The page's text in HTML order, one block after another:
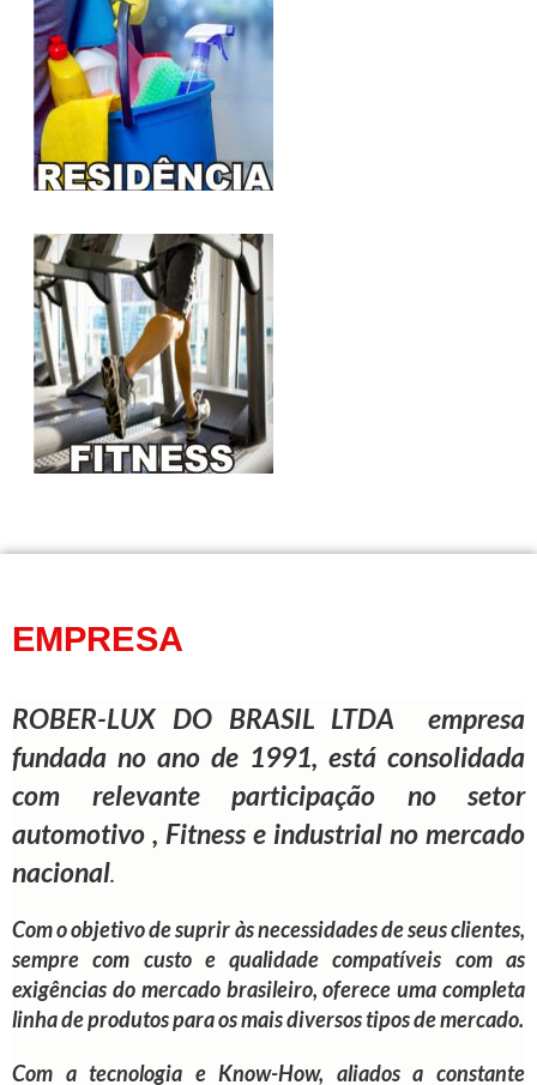
EMPRESA
ROBER-LUX DO BRASIL LTDA empresa
fundada no ano de 1991, está consolidada
com relevante participação no setor
automotivo , Fitness e industrial no mercado
nacional.
Com o objetivo de suprir às necessidades de seus clientes,
sempre com custo e qualidade compatíveis com as
exigências do mercado brasileiro, oferece uma completa
linha de produtos para os mais diversos tipos de mercado.
Com a tecnologia e Know-How, aliados a constante